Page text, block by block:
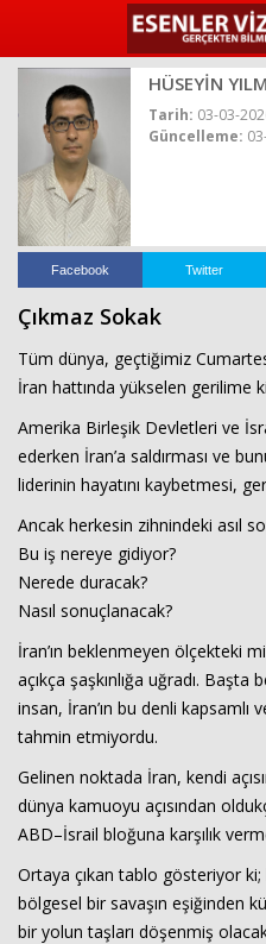
HÜSEYİN
Tarih: 03-03-
Güncelleme:
Facebook Twitter
Çıkmaz Sokak
Tüm dünya, geçtiğimiz
İran hattında yükselen gerilime
Amerika Birleşik Devletleri ve
ederken İran’a saldırması ve
liderinin hayatını kaybetmesi,
Ancak herkesin zihnindeki asıl
Bu iş nereye gidiyor?
Nerede duracak?
Nasıl sonuçlanacak?
İran’ın beklenmeyen ölçekteki
açıkça şaşkınlığa uğradı.
insan, İran’ın bu denli kapsamlı
tahmin etmiyordu.
Gelinen noktada İran, kendi
dünya kamuoyu açısından
ABD–İsrail bloğuna karşılık
Ortaya çıkan tablo gösteriyor
bölgesel bir savaşın eşiğinden
bir yolun taşları döşenmiş